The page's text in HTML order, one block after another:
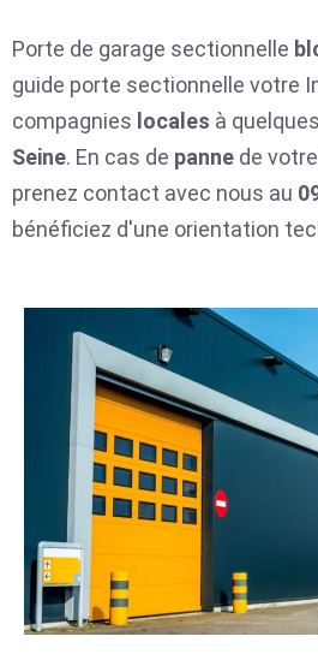
Porte de garage sectionnelle
guide porte sectionnelle votre
compagnies locales à
Seine. En cas de panne de
prenez contact avec nous au
bénéficiez d'une orientation